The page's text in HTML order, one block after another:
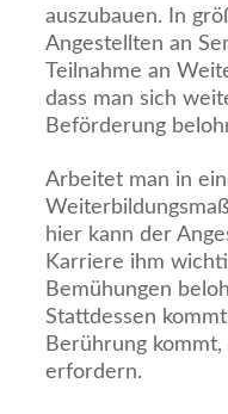
auszubauen. In
Angestellten an
Teilnahme an
dass man sich
Beförderung
Arbeitet man in
hier kann der
Karriere ihm
Bemühungen
Stattdessen
Berührung
erfordern.